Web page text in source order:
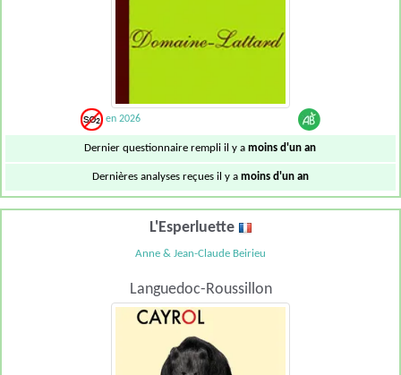
en 2026
Dernier questionnaire rempli il y amoins d'un an
Dernières analyses reçues il y a moins d'un an
L'Esperluette
Anne & Jean-Claude Beirieu
Languedoc-Roussillon